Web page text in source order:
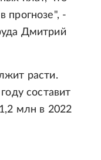
прогнозе", -
Дмитрий
расти.
составит
млн в 2022